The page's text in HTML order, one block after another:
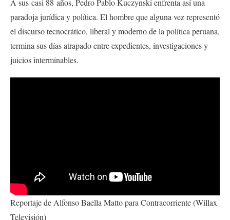
A sus casi 88 años, Pedro Pablo Kuczynski enfrenta así una
paradoja jurídica y política. El hombre que alguna vez representó
el discurso tecnocrático, liberal y moderno de la política peruana,
termina sus días atrapado entre expedientes, investigaciones y
juicios interminables.
Reportaje de Alfonso Baella Matto para Contracorriente (Willax
Televisión)